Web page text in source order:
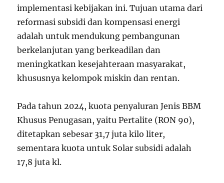
implementasi kebijakan ini. Tujuan utama dari
reformasi subsidi dan kompensasi energi
adalah untuk mendukung pembangunan
berkelanjutan yang berkeadilan dan
meningkatkan kesejahteraan masyarakat,
khususnya kelompok miskin dan rentan.
Pada tahun 2024, kuota penyaluran Jenis BBM
Khusus Penugasan, yaitu Pertalite (RON 90),
ditetapkan sebesar 31,7 juta kilo liter,
sementara kuota untuk Solar subsidi adalah
17,8 juta kl.